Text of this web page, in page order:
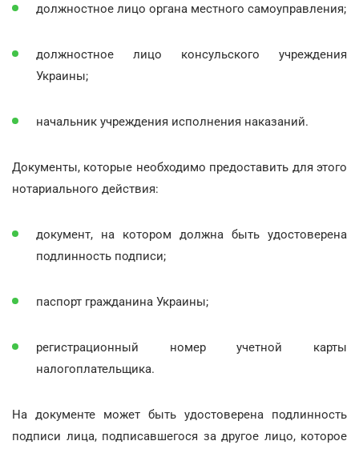
должностное лицо органа местного самоуправления;
должностное лицо консульского учреждения
Украины;
начальник учреждения исполнения наказаний.
Документы, которые необходимо предоставить для этого
нотариального действия:
документ, на котором должна быть удостоверена
подлинность подписи;
паспорт гражданина Украины;
регистрационный номер учетной карты
налогоплательщика.
На документе может быть удостоверена подлинность
подписи лица, подписавшегося за другое лицо, которое